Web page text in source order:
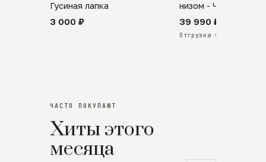
Гусиная лапка
3 000 ₽
низом - Черный
39 990 ₽
Отгрузка через 25 дней
ЧАСТО ПОКУПАЮТ
Хиты этого
месяца